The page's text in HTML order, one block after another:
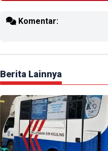
Komentar:
Berita Lainnya